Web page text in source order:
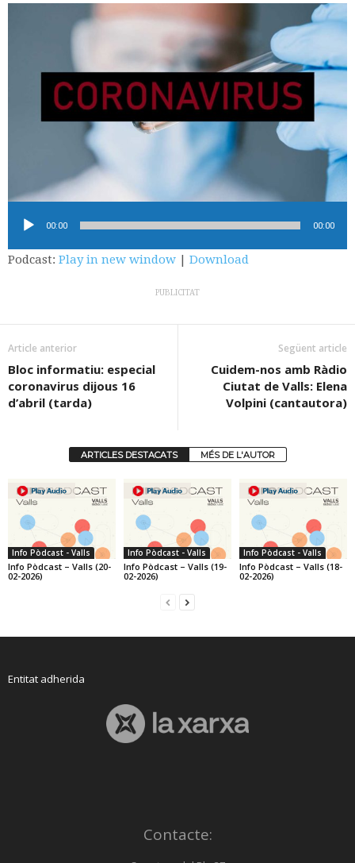
d'àudio00:00 00:00
Podcast: Play in new window | Download
PUBLICITAT
Article anterior
Bloc informatiu: especial
coronavirus dijous 16
d’abril (tarda)
Següent article
Cuidem-nos amb Ràdio
Ciutat de Valls: Elena
Volpini (cantautora)
ARTICLES DESTACATS MÉS DE L'AUTOR
Info Pòdcast - Valls
Info Pòdcast – Valls (20-
02-2026)
Info Pòdcast - Valls
Info Pòdcast – Valls (19-
02-2026)
Info Pòdcast - Valls
Info Pòdcast – Valls (18-
02-2026)
Entitat adherida
Contacte: